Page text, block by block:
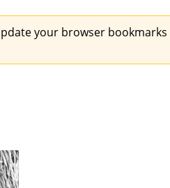
your browser